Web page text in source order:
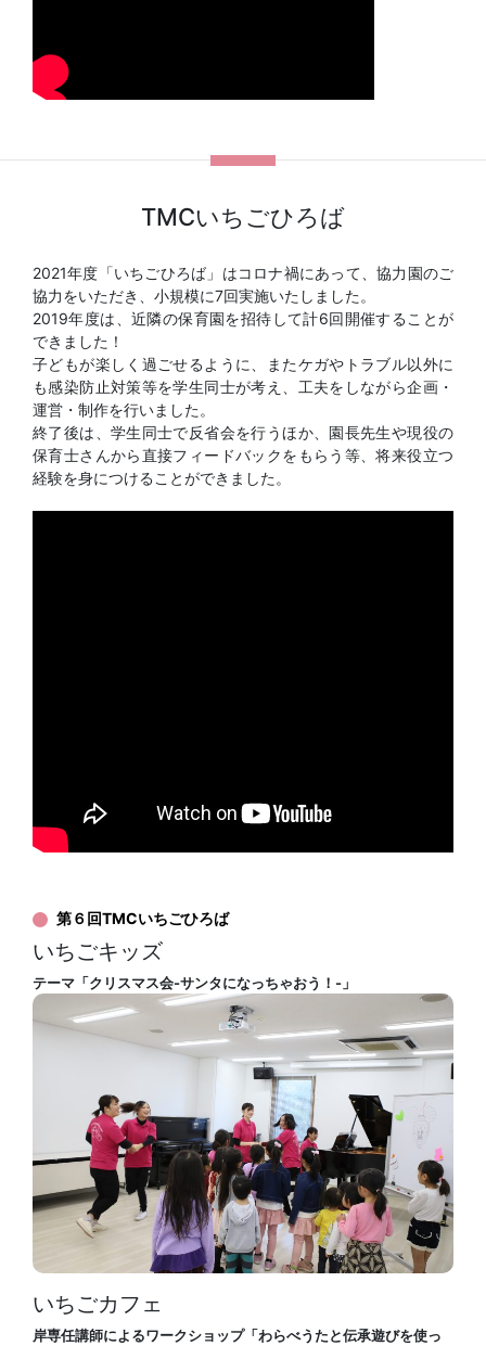
TMCいちごひろば
2021年度「いちごひろば」はコロナ禍にあって、協力園のご
協力をいただき、小規模に7回実施いたしました。
2019年度は、近隣の保育園を招待して計6回開催することが
できました！
子どもが楽しく過ごせるように、またケガやトラブル以外に
も感染防止対策等を学生同士が考え、工夫をしながら企画・
運営・制作を行いました。
終了後は、学生同士で反省会を行うほか、園長先生や現役の
保育士さんから直接フィードバックをもらう等、将来役立つ
経験を身につけることができました。
第６回TMCいちごひろば
いちごキッズ
テーマ「クリスマス会-サンタになっちゃおう！-」
いちごカフェ
岸専任講師によるワークショップ「わらべうたと伝承遊びを使っ